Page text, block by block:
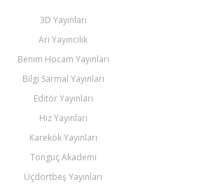
3D Yayınları
Arı Yayıncılık
Benim Hocam Yayınları
Bilgi Sarmal Yayınları
Editör Yayınları
Hız Yayınları
Karekök Yayınları
Tonguç Akademi
Üçdörtbeş Yayınları